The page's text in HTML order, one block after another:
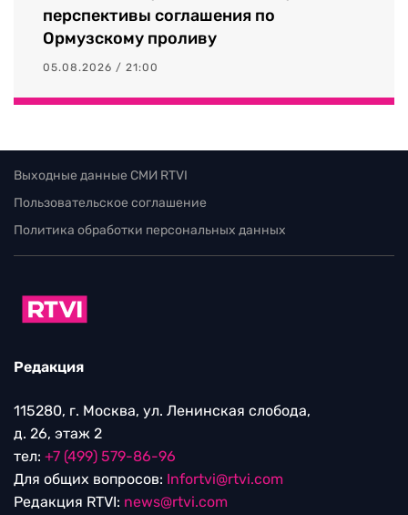
перспективы соглашения по
Ормузскому проливу
05.08.2026 / 21:00
Выходные данные СМИ RTVI
Пользовательское соглашение
Политика обработки персональных данных
Редакция
115280, г. Москва, ул. Ленинская слобода,
д. 26, этаж 2
тел: +7 (499) 579-86-96
Для общих вопросов: Infortvi@rtvi.com
Редакция RTVI: news@rtvi.com